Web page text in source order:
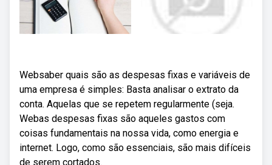
Websaber quais são as despesas fixas e variáveis de
uma empresa é simples: Basta analisar o extrato da
conta. Aquelas que se repetem regularmente (seja.
Webas despesas fixas são aqueles gastos com
coisas fundamentais na nossa vida, como energia e
internet. Logo, como são essenciais, são mais difíceis
de serem cortados.